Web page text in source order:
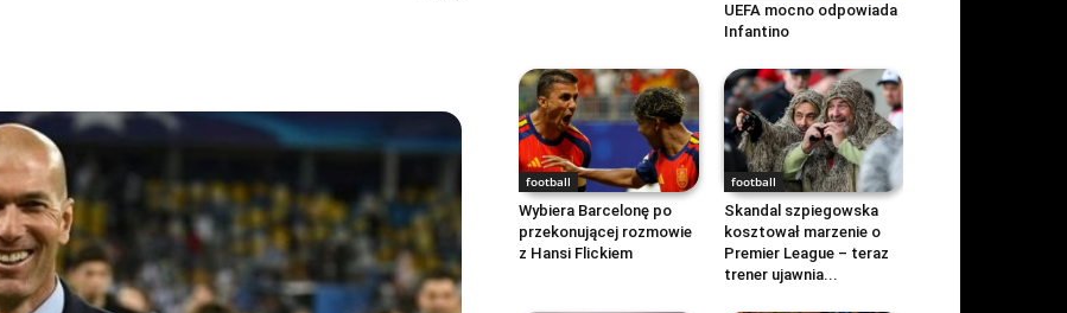
UEFA mocno odpowiada
Infantino
football
Wybiera Barcelonę po
przekonującej rozmowie
z Hansi Flickiem
football
Skandal szpiegowska
kosztował marzenie o
Premier League – teraz
trener ujawnia...